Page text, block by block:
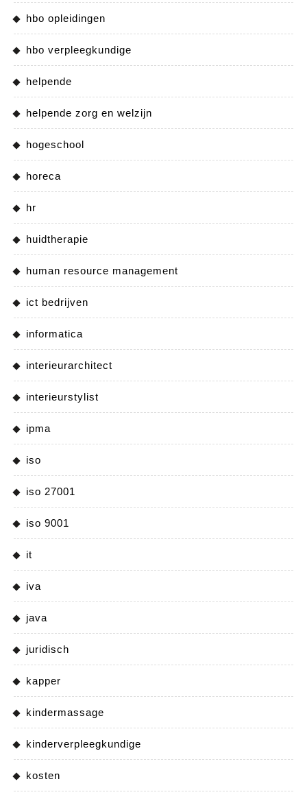
hbo opleidingen
hbo verpleegkundige
helpende
helpende zorg en welzijn
hogeschool
horeca
hr
huidtherapie
human resource management
ict bedrijven
informatica
interieurarchitect
interieurstylist
ipma
iso
iso 27001
iso 9001
it
iva
java
juridisch
kapper
kindermassage
kinderverpleegkundige
kosten